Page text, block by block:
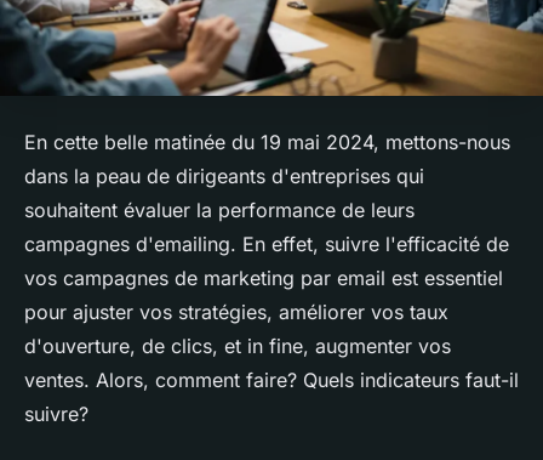
En cette belle matinée du 19 mai 2024, mettons-nous
dans la peau de dirigeants d'entreprises qui
souhaitent évaluer la performance de leurs
campagnes d'emailing. En effet, suivre l'efficacité de
vos campagnes de marketing par email est essentiel
pour ajuster vos stratégies, améliorer vos taux
d'ouverture, de clics, et in fine, augmenter vos
ventes. Alors, comment faire? Quels indicateurs faut-il
suivre?